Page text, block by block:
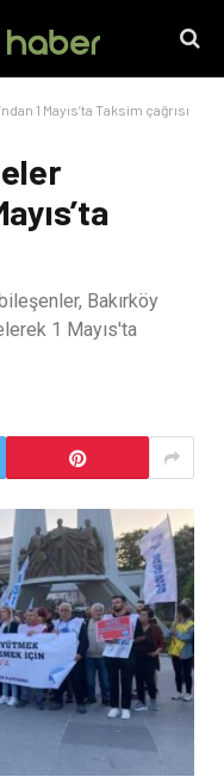
1 Mayıs’ta Taksim çağrısı
Bakırköy
1 Mayıs'ta